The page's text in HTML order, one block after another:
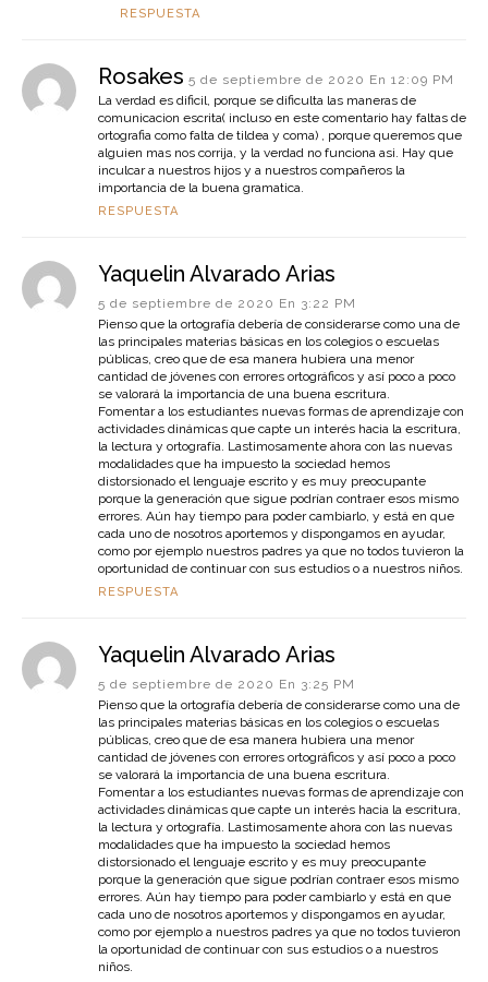
RESPUESTA
Rosakes 5 de septiembre de 2020 En 12:09 PM
La verdad es dificil, porque se dificulta las maneras de
comunicacion escrita( incluso en este comentario hay faltas de
ortografia como falta de tildea y coma) , porque queremos que
alguien mas nos corrija, y la verdad no funciona asi. Hay que
inculcar a nuestros hijos y a nuestros compañeros la
importancia de la buena gramatica.
RESPUESTA
Yaquelin Alvarado Arias
5 de septiembre de 2020 En 3:22 PM
Pienso que la ortografía debería de considerarse como una de
las principales materias básicas en los colegios o escuelas
públicas, creo que de esa manera hubiera una menor
cantidad de jóvenes con errores ortográficos y así poco a poco
se valorará la importancia de una buena escritura.
Fomentar a los estudiantes nuevas formas de aprendizaje con
actividades dinámicas que capte un interés hacia la escritura,
la lectura y ortografía. Lastimosamente ahora con las nuevas
modalidades que ha impuesto la sociedad hemos
distorsionado el lenguaje escrito y es muy preocupante
porque la generación que sigue podrían contraer esos mismo
errores. Aún hay tiempo para poder cambiarlo, y está en que
cada uno de nosotros aportemos y dispongamos en ayudar,
como por ejemplo nuestros padres ya que no todos tuvieron la
oportunidad de continuar con sus estudios o a nuestros niños.
RESPUESTA
Yaquelin Alvarado Arias
5 de septiembre de 2020 En 3:25 PM
Pienso que la ortografía debería de considerarse como una de
las principales materias básicas en los colegios o escuelas
públicas, creo que de esa manera hubiera una menor
cantidad de jóvenes con errores ortográficos y así poco a poco
se valorará la importancia de una buena escritura.
Fomentar a los estudiantes nuevas formas de aprendizaje con
actividades dinámicas que capte un interés hacia la escritura,
la lectura y ortografía. Lastimosamente ahora con las nuevas
modalidades que ha impuesto la sociedad hemos
distorsionado el lenguaje escrito y es muy preocupante
porque la generación que sigue podrían contraer esos mismo
errores. Aún hay tiempo para poder cambiarlo y está en que
cada uno de nosotros aportemos y dispongamos en ayudar,
como por ejemplo a nuestros padres ya que no todos tuvieron
la oportunidad de continuar con sus estudios o a nuestros
niños.